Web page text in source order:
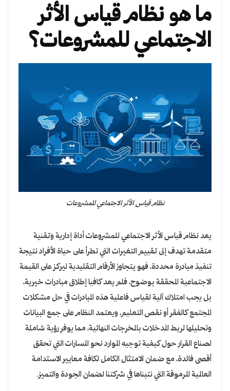
ما هو نظام قياس الأثر
الاجتماعي للمشروعات؟
نظام قياس الأثر الاجتماعي للمشروعات
يعد نظام قياس الأثر الاجتماعي للمشروعات أداة إدارية وتقنية
متقدمة تهدف إلى تقييم التغيرات التي تطرأ على حياة الأفراد نتيجة
تنفيذ مبادرة محددة، فهو يتجاوز الأرقام التقليدية ليركز على القيمة
الاجتماعية المحققة بوضوح، فلم يعد كافيا إطلاق مبادرات خيرية،
بل يجب امتلاك آلية لقياس فاعلية هذه المبادرات في حل مشكلات
المجتمع كالفقر أو نقص التعليم، ويعتمد النظام على جمع البيانات
وتحليلها لربط المدخلات بالمخرجات النهائية، مما يوفر رؤية شاملة
لصناع القرار حول كيفية توجيه الموارد نحو المسارات التي تحقق
أقصى فائدة، مع ضمان الامتثال الكامل لكافة معايير الاستدامة
العالمية المرموقة التي نتبناها في شركتنا لضمان الجودة والتميز.